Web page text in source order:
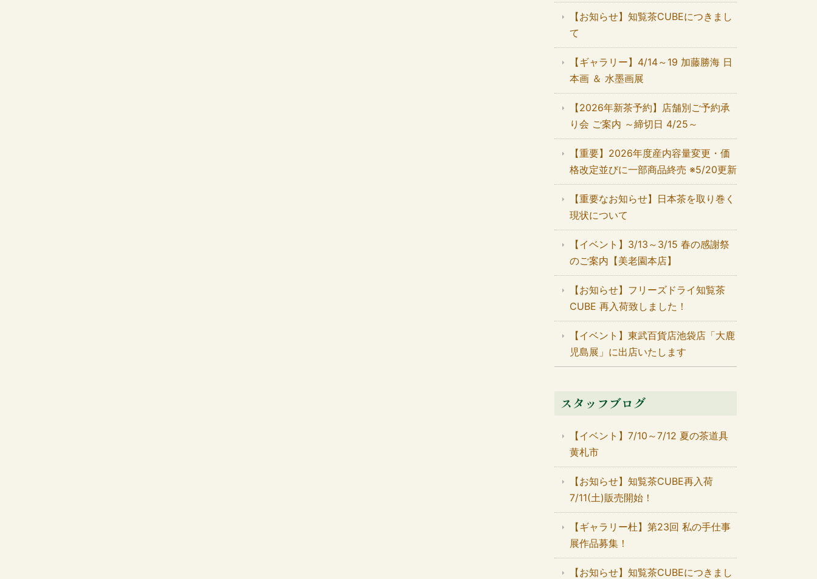
【お知らせ】知覧茶CUBEにつきまし
て
【ギャラリー】4/14～19 加藤勝海 日
本画 ＆ 水墨画展
【2026年新茶予約】店舗別ご予約承
り会 ご案内 ～締切日 4/25～
【重要】2026年度産内容量変更・価
格改定並びに一部商品終売 ※5/20更新
【重要なお知らせ】日本茶を取り巻く
現状について
【イベント】3/13～3/15 春の感謝祭
のご案内【美老園本店】
【お知らせ】フリーズドライ知覧茶
CUBE 再入荷致しました！
【イベント】東武百貨店池袋店「大鹿
児島展」に出店いたします
スタッフブログ
【イベント】7/10～7/12 夏の茶道具
黄札市
【お知らせ】知覧茶CUBE再入荷
7/11(土)販売開始！
【ギャラリー杜】第23回 私の手仕事
展作品募集！
【お知らせ】知覧茶CUBEにつきまし